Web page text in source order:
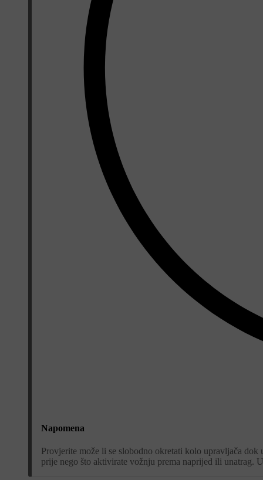
Napomena
Provjerite može li se slobodno okretati kolo upravljača
prije nego što aktivirate vožnju prema naprijed ili unatrag.